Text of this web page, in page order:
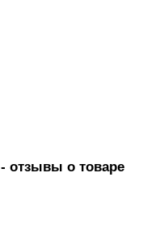
- отзывы о товаре